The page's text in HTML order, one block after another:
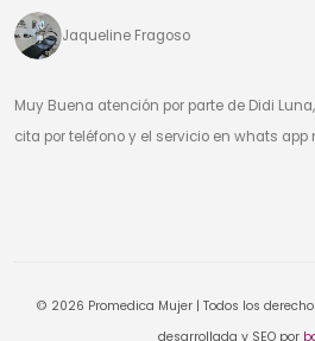
Jaqueline Fragoso
Muy Buena atención por parte de Didi
cita por teléfono y el servicio en whats
© 2026 Promedica Mujer | Todos los
desarrollada y SEO por